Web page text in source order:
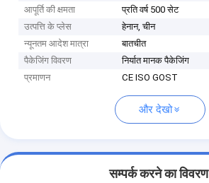
आपूर्ति की क्षमता
प्रति वर्ष 500 सेट
उत्पत्ति के प्लेस
हेनान, चीन
न्यूनतम आदेश मात्रा
बातचीत
पैकेजिंग विवरण
निर्यात मानक पैकेजिंग
प्रमाणन
CE ISO GOST
और देखो
सम्पर्क करने का विवरण